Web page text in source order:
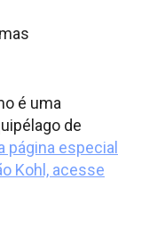
é uma
de
página especial
Kohl, acesse